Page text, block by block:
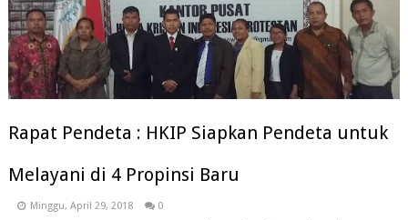
Rapat Pendeta : HKIP Siapkan Pendeta untuk
Melayani di 4 Propinsi Baru
Minggu, April 29, 2018 0